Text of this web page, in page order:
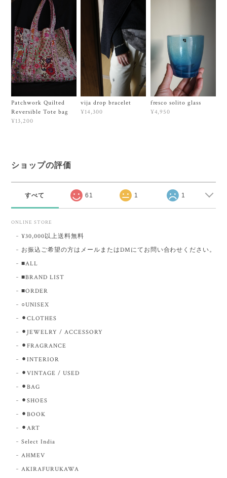
Patchwork Quilted
Reversible Tote bag
¥13,200
vija drop bracelet
¥14,300
fresco solito glass
¥4,950
ショップの評価
すべて 61 1 1
ONLINE STORE
¥30,000以上送料無料
お振込ご希望の方はメールまたはDMにてお問い合わせください。
■ALL
■BRAND LIST
■ORDER
○UNISEX
⚫︎CLOTHES
⚫︎JEWELRY / ACCESSORY
⚫︎FRAGRANCE
⚫︎INTERIOR
⚫︎VINTAGE / USED
⚫︎BAG
⚫︎SHOES
⚫︎BOOK
⚫︎ART
Select India
AHMEV
AKIRAFURUKAWA